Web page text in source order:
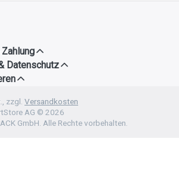
Datenschutz
zzgl. Versandkosten
AG © 2026
GmbH. Alle Rechte vorbehalten.